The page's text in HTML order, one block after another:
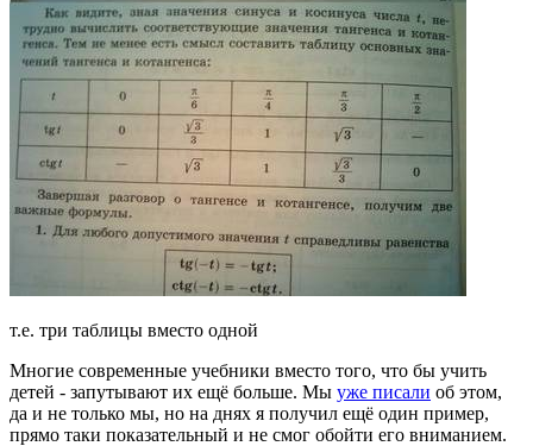
т.е. три таблицы вместо одной
Многие современные учебники вместо того, что бы учить
детей - запутывают их ещё больше. Мы уже писали об этом,
да и не только мы, но на днях я получил ещё один пример,
прямо таки показательный и не смог обойти его вниманием.